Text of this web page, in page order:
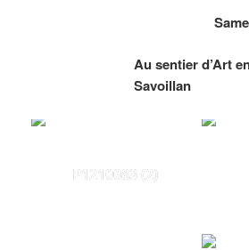
Au sentier d’Art
Savoillan
P1210083 (2)